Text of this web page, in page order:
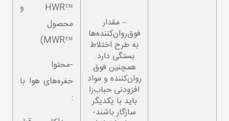
– مقدار
فوق‌روان‌کننده‌ها
به طرح اختلاط
بستگی دارد.
همچنین فوق
روان‌کننده و مواد
افزودنی حباب‌زا
باید با یکدیگر
سازگار باشند-
™HWR و
محصول
™MWR)
-محتوا
حفره‌های هوا با
: